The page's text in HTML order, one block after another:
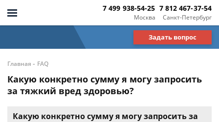
Москва
7 499 938-54-25
Санкт-Петербург
7 812 467-37-54
Задать вопрос
Главная - FAQ
Какую конкретно сумму я могу запросить
за тяжкий вред здоровью?
Какую конкретно сумму я могу запросить за